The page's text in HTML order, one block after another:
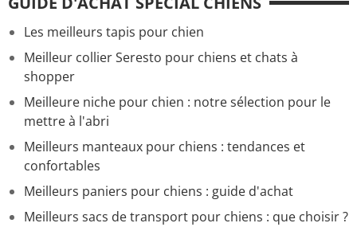
Les meilleurs tapis pour chien
Meilleur collier Seresto pour chiens et chats à
shopper
Meilleure niche pour chien : notre sélection pour le
mettre à l'abri
Meilleurs manteaux pour chiens : tendances et
confortables
Meilleurs paniers pour chiens : guide d'achat
Meilleurs sacs de transport pour chiens : que choisir ?